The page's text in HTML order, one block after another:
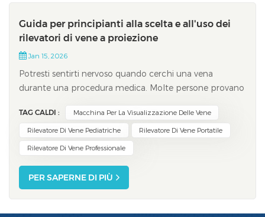
Guida per principianti alla scelta e all'uso dei
rilevatori di vene a proiezione
Jan 15, 2026
Potresti sentirti nervoso quando cerchi una vena
durante una procedura medica. Molte persone provano
percentuali variano dal 10,5% al ​​60% in ambito clinico.
rilevatore di vene a proiezione Aiuta a localizzare
rapidamente le vene, aumentando il...
TAG CALDI : Macchina Per La Visualizzazione Delle Vene
Rilevatore Di Vene Pediatriche Rilevatore Di Vene Portatile
Rilevatore Di Vene Professionale
PER SAPERNE DI PIÙ